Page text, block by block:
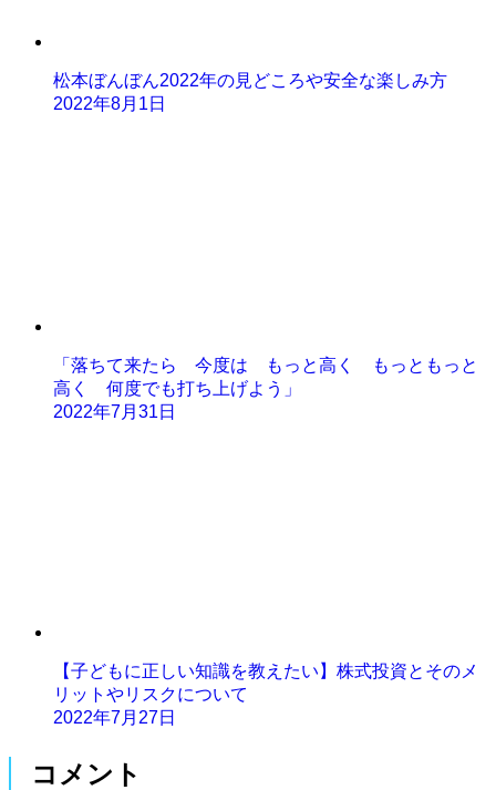
松本ぼんぼん2022年の見どころや安全な楽しみ方
2022年8月1日
「落ちて来たら 今度は もっと高く もっともっと
高く 何度でも打ち上げよう」
2022年7月31日
【子どもに正しい知識を教えたい】株式投資とそのメ
リットやリスクについて
2022年7月27日
コメント